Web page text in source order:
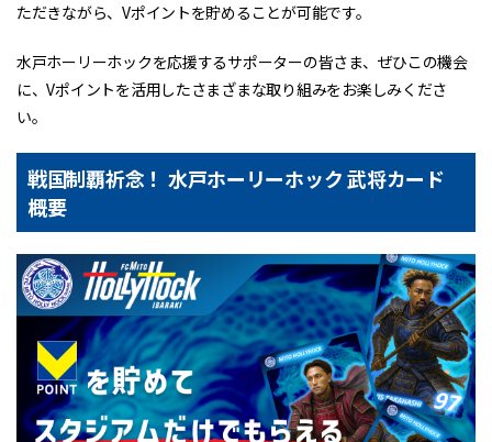
ただきながら、Vポイントを貯めることが可能です。
水戸ホーリーホックを応援するサポーターの皆さま、ぜひこの機会
に、Vポイントを活用したさまざまな取り組みをお楽しみくださ
い。
戦国制覇祈念！ 水戸ホーリーホック 武将カード
概要